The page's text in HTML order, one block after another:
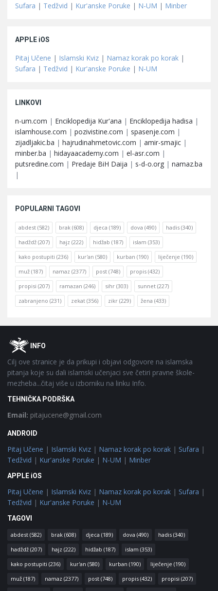
Sufara | Tedžvid | Kur'anske Poruke | N-UM | Minber
APPLE iOS
Pitaj Učene | Islamski Kviz | Namaz korak po korak |
Sufara | Tedžvid | Kur'anske Poruke | N-UM
LINKOVI
n-um.com | Enciklopedija Kur'ana | Enciklopedija hadisa |
islamhouse.com | pozivistine.com | spasenje.com |
zijadljakic.ba | hajrudinahmetovic.com | amir-smajic |
minber.ba | hidayaacademy.com | el-asr.com |
putsredine.com | Predaje BiH Daija | s-d-o.org | namaz.ba
|
POPULARNI TAGOVI
abdest (582) brak (608) djeca (189) dova (490) hadis (340)
hadždž (207) hajz (222) hidžab (187) islam (353)
kako postupiti (236) kur'an (580) kurban (190) liječenje (190)
muž (187) namaz (2377) post (748) propis (432)
propisi (207) ramazan (246) sihr (303) sunnet (227)
zabranjeno (231) zekat (356) zikr (229) žena (433)
FooterOINFO
Cilj ove stranice je da prikupi i objavi odgovore na islamska
pitanja koje su dali islamski učenjaci sve četiri pravne škole-
mezheba...čitaj više u izborniku na linku Info.
TEHNIČKA PODRŠKA
Email: pitajucene@gmail.com
ANDROID
Pitaj Učene | Islamski Kviz | Namaz korak po korak | Sufara |
Tedžvid | Kur'anske Poruke | N-UM | Minber
APPLE iOS
Pitaj Učene | Islamski Kviz | Namaz korak po korak | Sufara |
Tedžvid | Kur'anske Poruke | N-UM
TAGOVI
abdest (582) brak (608) djeca (189) dova (490) hadis (340)
hadždž (207) hajz (222) hidžab (187) islam (353)
kako postupiti (236) kur'an (580) kurban (190) liječenje (190)
muž (187) namaz (2377) post (748) propis (432) propisi (207)